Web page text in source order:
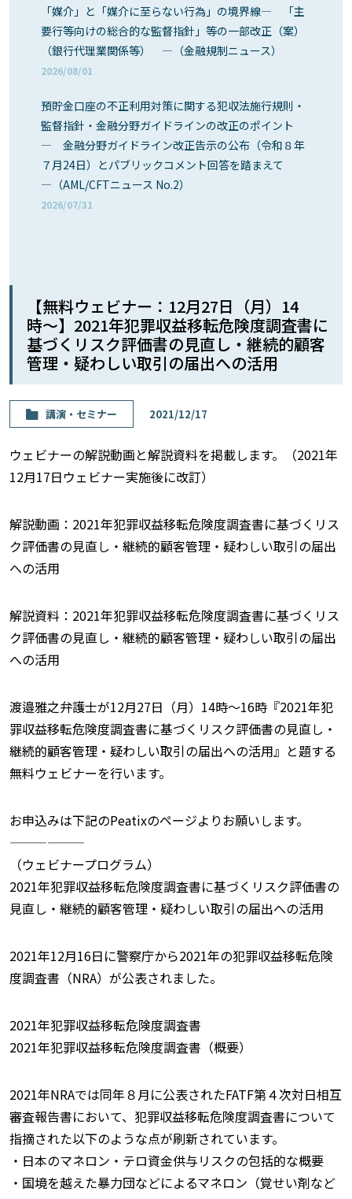
「媒介」と「媒介に至らない行為」の境界線― 「主
要行等向けの総合的な監督指針」等の一部改正（案）
（銀行代理業関係等） ―（金融規制ニュース）
2026/08/01
預貯金口座の不正利用対策に関する犯収法施行規則・
監督指針・金融分野ガイドラインの改正のポイント
― 金融分野ガイドライン改正告示の公布（令和８年
７月24日）とパブリックコメント回答を踏まえて
―（AML/CFTニュース No.2）
2026/07/31
【無料ウェビナー：12月27日（月）14
時〜】2021年犯罪収益移転危険度調査書に
基づくリスク評価書の見直し・継続的顧客
管理・疑わしい取引の届出への活用
講演・セミナー 2021/12/17
ウェビナーの解説動画と解説資料を掲載します。（2021年
12月17日ウェビナー実施後に改訂）
解説動画：2021年犯罪収益移転危険度調査書に基づくリス
ク評価書の見直し・継続的顧客管理・疑わしい取引の届出
への活用
解説資料：2021年犯罪収益移転危険度調査書に基づくリス
ク評価書の見直し・継続的顧客管理・疑わしい取引の届出
への活用
渡邉雅之弁護士が12月27日（月）14時〜16時『2021年犯
罪収益移転危険度調査書に基づくリスク評価書の見直し・
継続的顧客管理・疑わしい取引の届出への活用』と題する
無料ウェビナーを行います。
お申込みは下記のPeatixのページよりお願いします。
——————
（ウェビナープログラム）
2021年犯罪収益移転危険度調査書に基づくリスク評価書の
見直し・継続的顧客管理・疑わしい取引の届出への活用
2021年12月16日に警察庁から2021年の犯罪収益移転危険
度調査書（NRA）が公表されました。
2021年犯罪収益移転危険度調査書
2021年犯罪収益移転危険度調査書（概要）
2021年NRAでは同年８月に公表されたFATF第４次対日相互
審査報告書において、犯罪収益移転危険度調査書について
指摘された以下のような点が刷新されています。
・日本のマネロン・テロ資金供与リスクの包括的な概要
・国境を越えた暴力団などによるマネロン（覚せい剤など